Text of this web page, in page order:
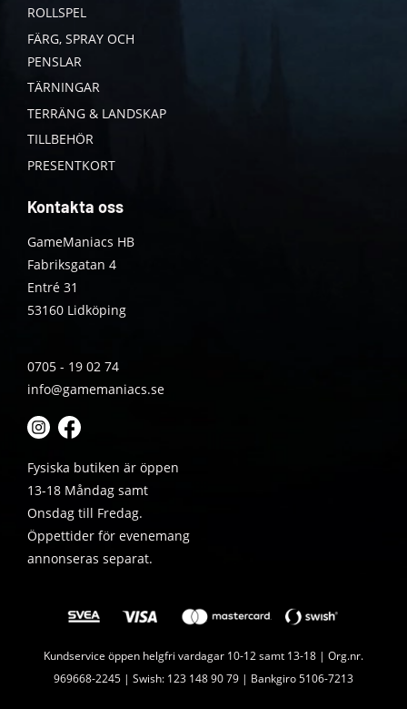
ROLLSPEL
FÄRG, SPRAY OCH
PENSLAR
TÄRNINGAR
TERRÄNG & LANDSKAP
TILLBEHÖR
PRESENTKORT
Kontakta oss
GameManiacs HB
Fabriksgatan 4
Entré 31
53160 Lidköping
0705 - 19 02 74
info@gamemaniacs.se
Fysiska butiken är öppen
13-18 Måndag samt
Onsdag till Fredag.
Öppettider för evenemang
annonseras separat.
Kundservice öppen helgfri vardagar 10-12 samt 13-18 | Org.nr.
969668-2245 | Swish: 123 148 90 79 | Bankgiro 5106-7213